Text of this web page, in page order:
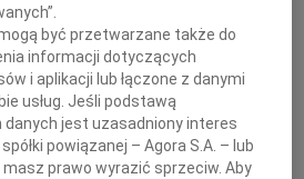
Halina Donath
być przetwarzane także do
informacji dotyczących
i aplikacji lub łączone z danymi
usług. Jeśli podstawą
jest uzasadniony interes
powiązanej – Agora S.A. – lub
prawo wyrazić sprzeciw. Aby